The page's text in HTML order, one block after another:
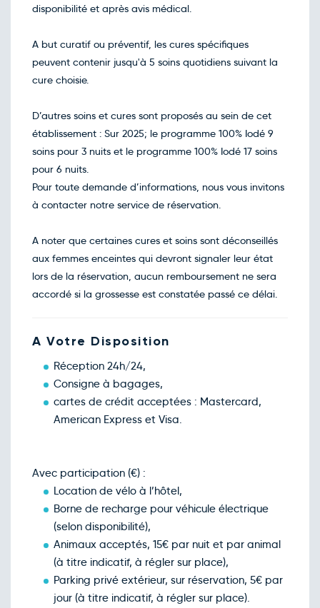
disponibilité et après avis médical.
A but curatif ou préventif, les cures spécifiques
peuvent contenir jusqu'à 5 soins quotidiens suivant la
cure choisie.
D’autres soins et cures sont proposés au sein de cet
établissement : Sur 2025; le programme 100% Iodé 9
soins pour 3 nuits et le programme 100% Iodé 17 soins
pour 6 nuits.
Pour toute demande d’informations, nous vous invitons
à contacter notre service de réservation.
A noter que certaines cures et soins sont déconseillés
aux femmes enceintes qui devront signaler leur état
lors de la réservation, aucun remboursement ne sera
accordé si la grossesse est constatée passé ce délai.
A Votre Disposition
Réception 24h/24,
Consigne à bagages,
cartes de crédit acceptées : Mastercard,
American Express et Visa.
Avec participation (€) :
Location de vélo à l’hôtel,
Borne de recharge pour véhicule électrique
(selon disponibilité),
Animaux acceptés, 15€ par nuit et par animal
(à titre indicatif, à régler sur place),
Parking privé extérieur, sur réservation, 5€ par
jour (à titre indicatif, à régler sur place).